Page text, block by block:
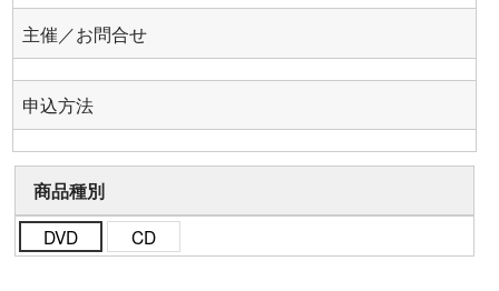
主催／お問合せ
申込方法
商品種別
DVD CD